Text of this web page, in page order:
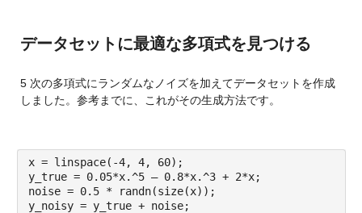
データセットに最適な多項式を見つける
5 次の多項式にランダムなノイズを加えてデータセットを作成
しました。参考までに、これがその生成方法です。
x = linspace(-4, 4, 60);
y_true = 0.05*x.^5 – 0.8*x.^3 + 2*x;
noise = 0.5 * randn(size(x));
y_noisy = y_true + noise;